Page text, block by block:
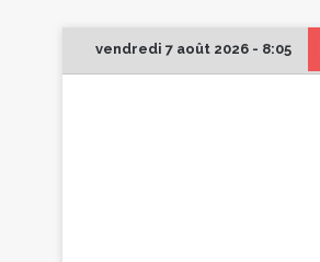
vendredi 7 août 2026 - 8:05